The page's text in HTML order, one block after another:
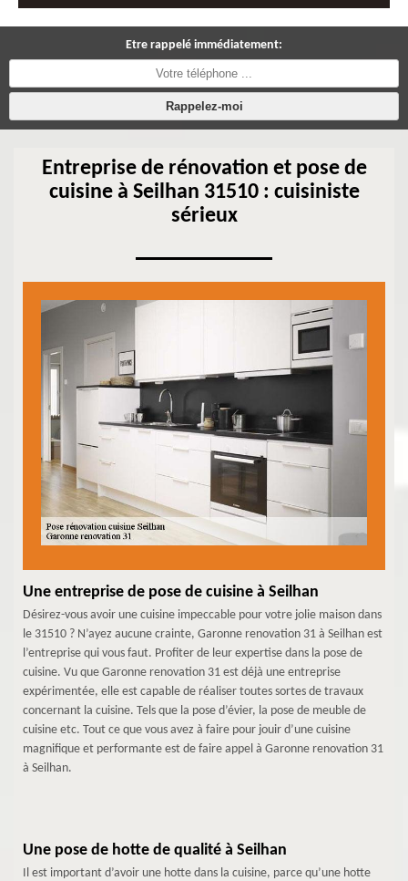
Etre rappelé immédiatement:
Entreprise de rénovation et pose de
cuisine à Seilhan 31510 : cuisiniste
sérieux
Une entreprise de pose de cuisine à Seilhan
Désirez-vous avoir une cuisine impeccable pour votre jolie maison dans
le 31510 ? N’ayez aucune crainte, Garonne renovation 31 à Seilhan est
l’entreprise qui vous faut. Profiter de leur expertise dans la pose de
cuisine. Vu que Garonne renovation 31 est déjà une entreprise
expérimentée, elle est capable de réaliser toutes sortes de travaux
concernant la cuisine. Tels que la pose d’évier, la pose de meuble de
cuisine etc. Tout ce que vous avez à faire pour jouir d’une cuisine
magnifique et performante est de faire appel à Garonne renovation 31
à Seilhan.
Une pose de hotte de qualité à Seilhan
Il est important d’avoir une hotte dans la cuisine, parce qu’une hotte